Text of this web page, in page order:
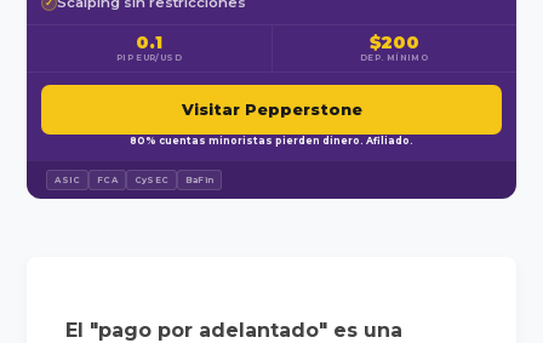
✓
0.1
PIP EUR/USD
$200
DEP. MÍNIMO
Visitar Pepperstone
80% cuentas minoristas pierden dinero. Afiliado.
ASIC FCA CySEC BaFin
El "pago por adelantado" es una